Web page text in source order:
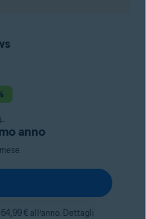
anno
€ all’anno. Dettagli